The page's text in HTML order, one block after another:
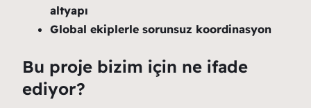
altyapı
Global ekiplerle sorunsuz koordinasyon
Bu proje bizim için ne ifade
ediyor?